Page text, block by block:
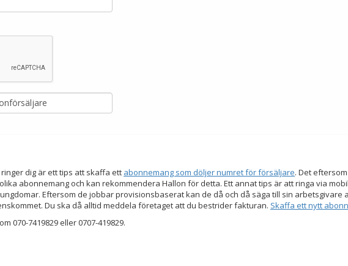
dig är ett tips att skaffa ett abonnemang som döljer numret för försäljare. Det
abonnemang och kan rekommendera Hallon för detta. Ett annat tips är att ringa via
Eftersom de jobbar provisionsbaserat kan de då och då säga till sin
Du ska då alltid meddela företaget att du bestrider fakturan. Skaffa ett nytt
070-7419829 eller 0707-419829.